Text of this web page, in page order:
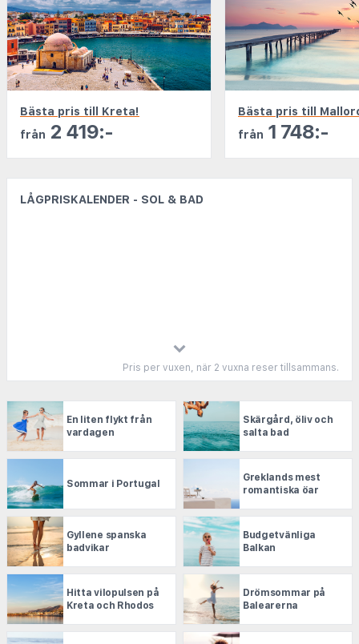
Bästa pris till Kreta!
från 2 419:-
Bästa pris till
från 1 748:-
LÅGPRISKALENDER - SOL & BAD
Pris per vuxen, när 2 vuxna reser tillsammans.
En liten flykt från
vardagen
Skärgård, öliv och
salta bad
Sommar i Portugal
Greklands mest
romantiska öar
Gyllene spanska
badvikar
Budgetvänliga
Balkan
Hitta vilopulsen på
Kreta och Rhodos
Drömsommar på
Balearerna